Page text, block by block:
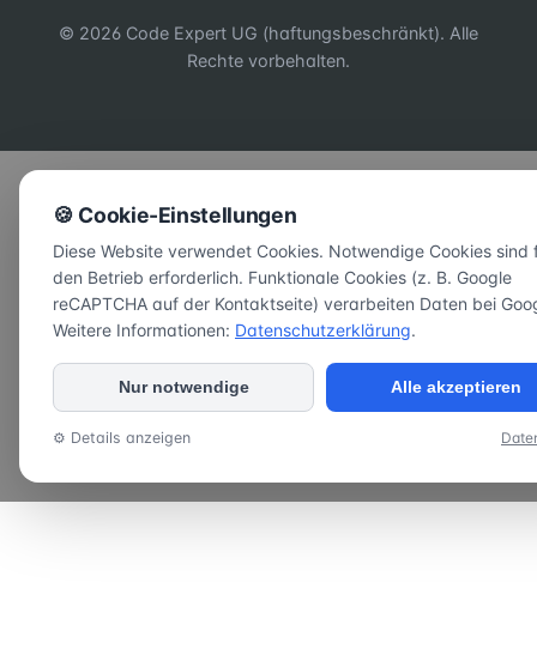
© 2026 Code Expert UG (haftungsbeschränkt). Alle
Rechte vorbehalten.
🍪 Cookie-Einstellungen
Diese Website verwendet Cookies. Notwendige Cookies sind
den Betrieb erforderlich. Funktionale Cookies (z. B. Google
reCAPTCHA auf der Kontaktseite) verarbeiten Daten bei
Weitere Informationen: Datenschutzerklärung.
Nur notwendige Alle akzeptieren
⚙ Details anzeigen